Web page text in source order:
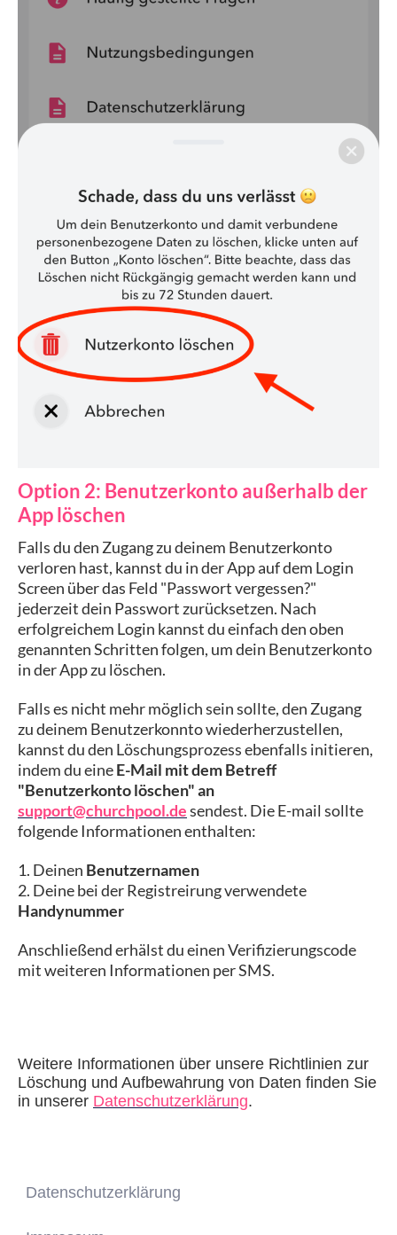
Option 2: Benutzerkonto außerhalb der
App löschen
Falls du den Zugang zu deinem Benutzerkonto
verloren hast, kannst du in der App auf dem Login
Screen über das Feld "Passwort vergessen?"
jederzeit dein Passwort zurücksetzen. Nach
erfolgreichem Login kannst du einfach den oben
genannten Schritten folgen, um dein Benutzerkonto
in der App zu löschen.
Falls es nicht mehr möglich sein sollte, den Zugang
zu deinem Benutzerkonnto wiederherzustellen,
kannst du den Löschungsprozess ebenfalls initieren,
indem du eineE-Mail mit dem Betreff
"Benutzerkonto löschen" an
support@churchpool.desendest. Die E-mail sollte
folgende Informationen enthalten:
1. Deinen Benutzernamen
2. Deine bei der Registreirung verwendete
Handynummer
Anschließend erhälst du einen Verifizierungscode
mit weiteren Informationen per SMS.
Weitere Informationen über unsere Richtlinien zur
Löschung und Aufbewahrung von Daten finden Sie
in unserer Datenschutzerklärung.
Datenschutzerklärung